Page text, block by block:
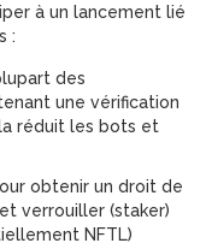
à un lancement lié
:
des
une vérification
réduit les bots et
obtenir un droit de
verrouiller (staker)
NFTL)